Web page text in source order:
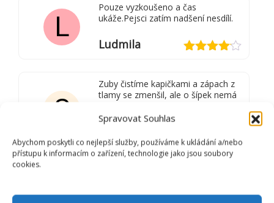
Spravovat Souhlas
Abychom poskytli co nejlepší služby, používáme k ukládání a/nebo
přístupu k informacím o zařízení, technologie jako jsou soubory
cookies.
5
L
Pouze vyzkoušeno a čas
ukáže.Pejsci zatím nadšení nesdílí.
Ludmila
S
Zuby čistíme kapičkami a zápach z
tlamy se zmenšil, ale o šípek nemá
uchovat na